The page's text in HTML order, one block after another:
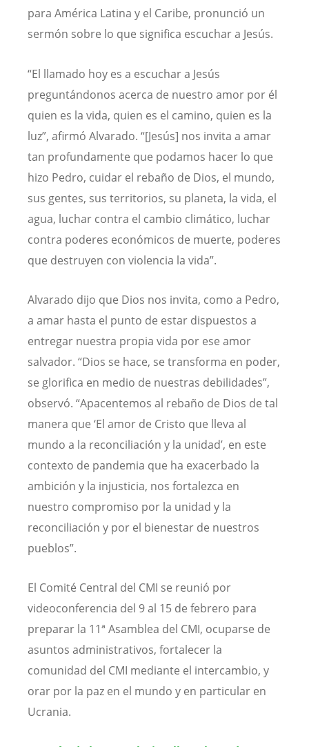
para América Latina y el Caribe, pronunció un
sermón sobre lo que significa escuchar a Jesús.
“El llamado hoy es a escuchar a Jesús
preguntándonos acerca de nuestro amor por él
quien es la vida, quien es el camino, quien es la
luz”, afirmó Alvarado. “[Jesús] nos invita a amar
tan profundamente que podamos hacer lo que
hizo Pedro, cuidar el rebaño de Dios, el mundo,
sus gentes, sus territorios, su planeta, la vida, el
agua, luchar contra el cambio climático, luchar
contra poderes económicos de muerte, poderes
que destruyen con violencia la vida”.
Alvarado dijo que Dios nos invita, como a Pedro,
a amar hasta el punto de estar dispuestos a
entregar nuestra propia vida por ese amor
salvador. “Dios se hace, se transforma en poder,
se glorifica en medio de nuestras debilidades”,
observó. “Apacentemos al rebaño de Dios de tal
manera que ‘El amor de Cristo que lleva al
mundo a la reconciliación y la unidad’, en este
contexto de pandemia que ha exacerbado la
ambición y la injusticia, nos fortalezca en
nuestro compromiso por la unidad y la
reconciliación y por el bienestar de nuestros
pueblos”.
El Comité Central del CMI se reunió por
videoconferencia del 9 al 15 de febrero para
preparar la 11ª Asamblea del CMI, ocuparse de
asuntos administrativos, fortalecer la
comunidad del CMI mediante el intercambio, y
orar por la paz en el mundo y en particular en
Ucrania.